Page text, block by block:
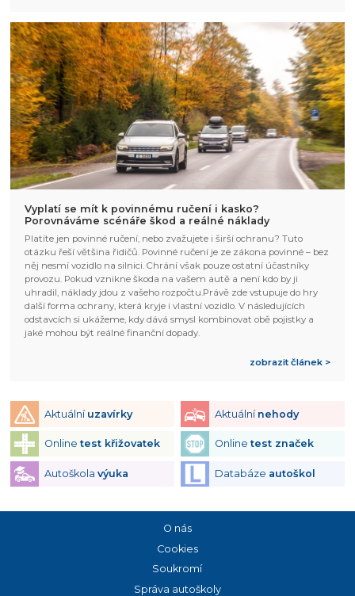
Vyplatí se mít k povinnému ručení i kasko?
Porovnáváme scénáře škod a reálné náklady
Platíte jen povinné ručení, nebo zvažujete i širší ochranu? Tuto
otázku řeší většina řidičů. Povinné ručení je ze zákona povinné – bez
něj nesmí vozidlo na silnici. Chrání však pouze ostatní účastníky
provozu. Pokud vznikne škoda na vašem autě a není kdo by ji
uhradil, náklady jdou z vašeho rozpočtu.Právě zde vstupuje do hry
další forma ochrany, která kryje i vlastní vozidlo. V následujících
odstavcích si ukážeme, kdy dává smysl kombinovat obě pojistky a
jaké mohou být reálné finanční dopady.
zobrazit článek >
Aktuální uzavírky Aktuální nehody
Onlinetest křižovatek Onlinetest značek
Autoškola výuka Databáze autoškol
O nás
Cookies
Soukromí
Správa autoškoly